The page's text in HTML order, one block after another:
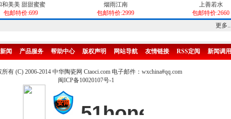
和美美 甜甜蜜蜜
包邮特价:699
烟雨江南
包邮特价:2999
上善若水
包邮特价:2660
更多
闻 产品服务 帮助中心 版权声明 网站导航 友情链接 RSS定阅 新闻调用
所有 (C) 2006-2014 中华陶瓷网 Ctaoci.com 电子邮件：wxchina#qq.com
闽ICP备10020107号-1